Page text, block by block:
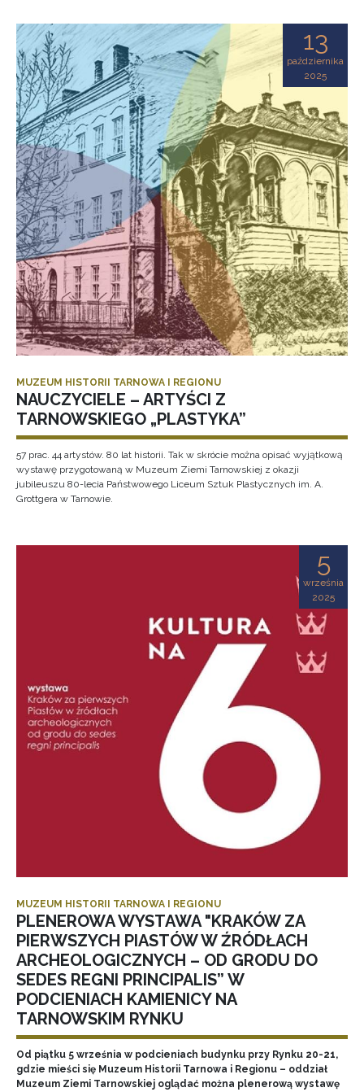
13
października
2025
MUZEUM HISTORII TARNOWA I REGIONU
NAUCZYCIELE – ARTYŚCI Z
TARNOWSKIEGO „PLASTYKA”
57 prac. 44 artystów. 80 lat historii. Tak w skrócie można opisać wyjątkową
wystawę przygotowaną w Muzeum Ziemi Tarnowskiej z okazji
jubileuszu 80-lecia Państwowego Liceum Sztuk Plastycznych im. A.
Grottgera w Tarnowie.
5
września
2025
MUZEUM HISTORII TARNOWA I REGIONU
PLENEROWA WYSTAWA "KRAKÓW ZA
PIERWSZYCH PIASTÓW W ŹRÓDŁACH
ARCHEOLOGICZNYCH – OD GRODU DO
SEDES REGNI PRINCIPALIS” W
PODCIENIACH KAMIENICY NA
TARNOWSKIM RYNKU
Od piątku 5 września w podcieniach budynku przy Rynku 20-21,
gdzie mieści się Muzeum Historii Tarnowa i Regionu – oddział
Muzeum Ziemi Tarnowskiej oglądać można plenerową wystawę